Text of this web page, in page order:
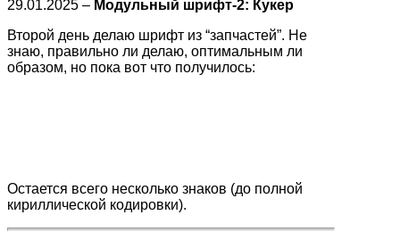
29.01.2025 – Модульный шрифт-2: Кукер
Второй день делаю шрифт из “запчастей”. Не
знаю, правильно ли делаю, оптимальным ли
образом, но пока вот что получилось:
Остается всего несколько знаков (до полной
кириллической кодировки).